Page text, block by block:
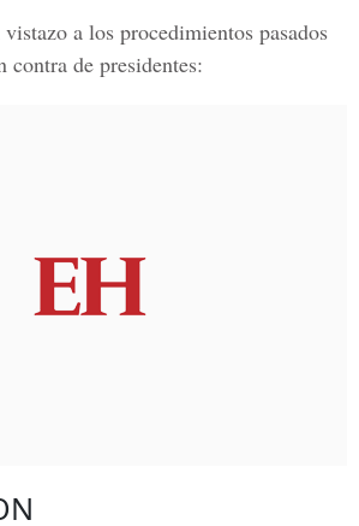
a los procedimientos pasados
de presidentes: